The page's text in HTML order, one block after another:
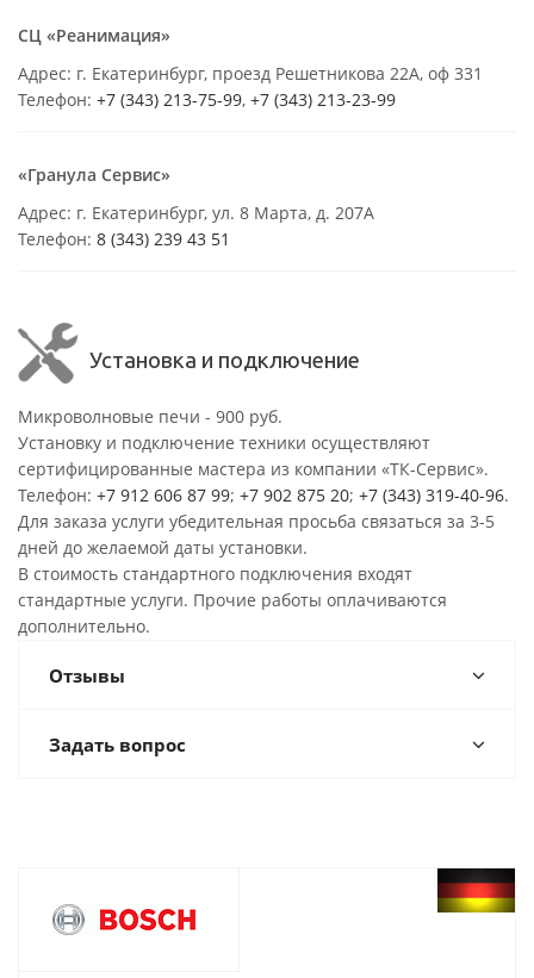
СЦ «Реанимация»
Адрес: г. Екатеринбург, проезд Решетникова 22А, оф 331
Телефон: +7 (343) 213-75-99, +7 (343) 213-23-99
«Гранула Сервис»
Адрес: г. Екатеринбург, ул. 8 Марта, д. 207А
Телефон: 8 (343) 239 43 51
Установка и подключение
Микроволновые печи - 900 руб.
Установку и подключение техники осуществляют
сертифицированные мастера из компании «ТК-Сервис».
Телефон: +7 912 606 87 99; +7 902 875 20; +7 (343) 319-40-96.
Для заказа услуги убедительная просьба связаться за 3-5
дней до желаемой даты установки.
В стоимость стандартного подключения входят
стандартные услуги. Прочие работы оплачиваются
дополнительно.
Отзывы
Задать вопрос